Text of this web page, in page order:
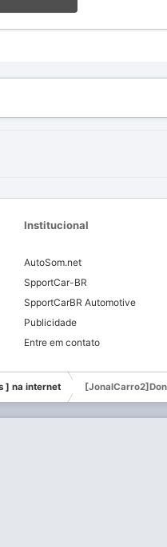
Institucional
AutoSom.net
SpportCar-BR
SpportCarBR Automotive
Publicidade
Entre em contato
] na internet